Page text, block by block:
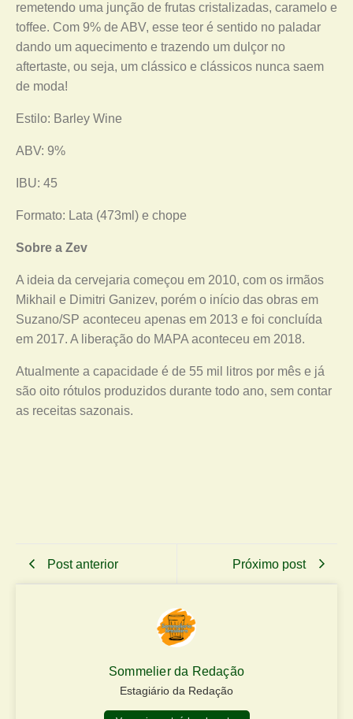
remetendo uma junção de frutas cristalizadas, caramelo e
toffee. Com 9% de ABV, esse teor é sentido no paladar
dando um aquecimento e trazendo um dulçor no
aftertaste, ou seja, um clássico e clássicos nunca saem
de moda!
Estilo: Barley Wine
ABV: 9%
IBU: 45
Formato: Lata (473ml) e chope
Sobre a Zev
A ideia da cervejaria começou em 2010, com os irmãos
Mikhail e Dimitri Ganizev, porém o início das obras em
Suzano/SP aconteceu apenas em 2013 e foi concluída
em 2017. A liberação do MAPA aconteceu em 2018.
Atualmente a capacidade é de 55 mil litros por mês e já
são oito rótulos produzidos durante todo ano, sem contar
as receitas sazonais.
Post anterior Próximo post
Sommelier da Redação
Estagiário da Redação